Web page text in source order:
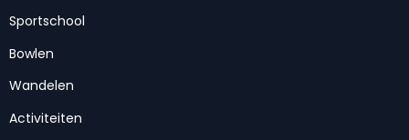
Sportschool
Bowlen
Wandelen
Activiteiten